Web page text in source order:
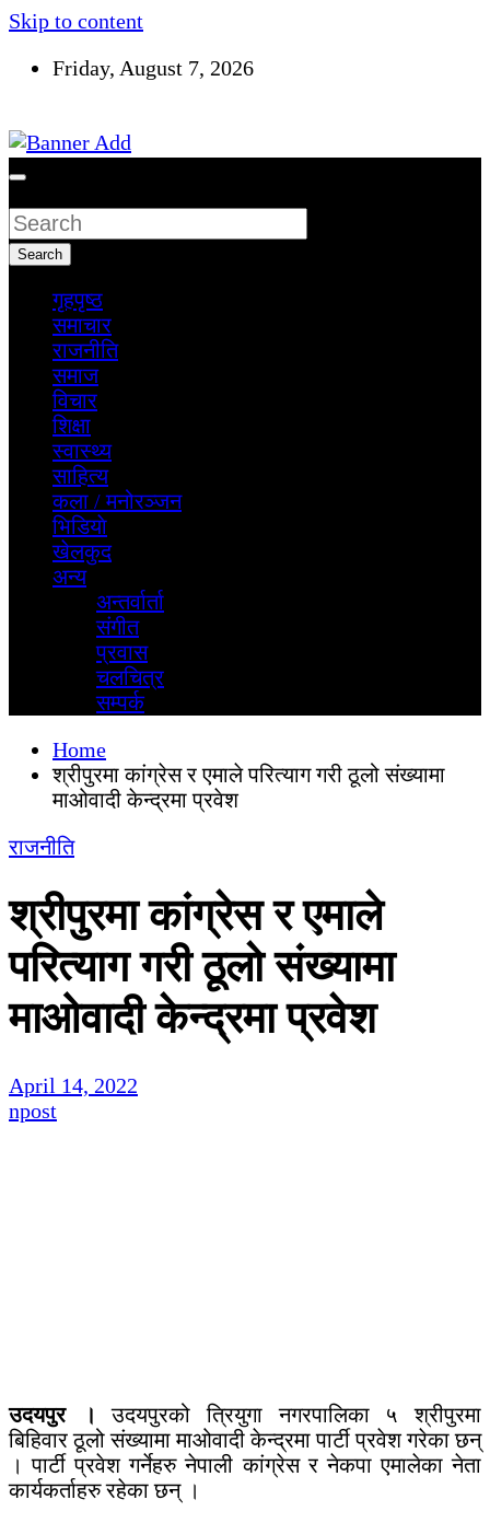
Skip to content
Friday, August 7, 2026
सूचना तपाईंकाे अधिकार
Search
गृहपृष्ठ
समाचार
राजनीति
समाज
विचार
शिक्षा
स्वास्थ्य
साहित्य
कला / मनोरञ्जन
भिडियाे
खेलकुद
अन्य
अन्तर्वार्ता
स‌ंगीत
प्रवास
चलचित्र
सम्पर्क
Home
श्रीपुरमा कांग्रेस र एमाले परित्याग गरी ठूलो संख्यामा
माओवादी केन्द्रमा प्रवेश
राजनीति
श्रीपुरमा कांग्रेस र एमाले
परित्याग गरी ठूलो संख्यामा
माओवादी केन्द्रमा प्रवेश
April 14, 2022
npost
उदयपुर ।
उदयपुरको त्रियुगा नगरपालिका ५ श्रीपुरमा
बिहिवार ठूलो संख्यामा माओवादी केन्द्रमा पार्टी प्रवेश गरेका छन्
। पार्टी प्रवेश गर्नेहरु नेपाली कांग्रेस र नेकपा एमालेका नेता
कार्यकर्ताहरु रहेका छन् ।